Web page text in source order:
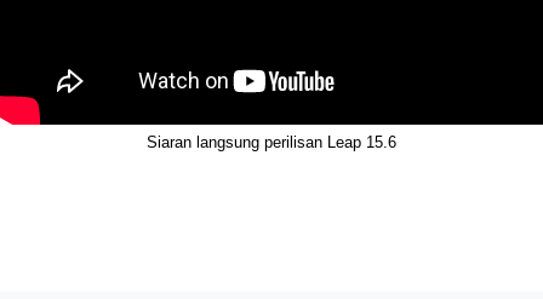
Siaran langsung perilisan Leap 15.6